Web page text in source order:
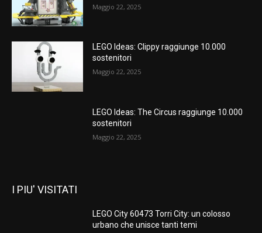
Maggio 22, 2025
LEGO Ideas: Clippy raggiunge 10.000
sostenitori
Maggio 22, 2025
LEGO Ideas: The Circus raggiunge 10.000
sostenitori
Maggio 22, 2025
I PIU' VISITATI
LEGO City 60473 Torri City: un colosso
urbano che unisce tanti temi